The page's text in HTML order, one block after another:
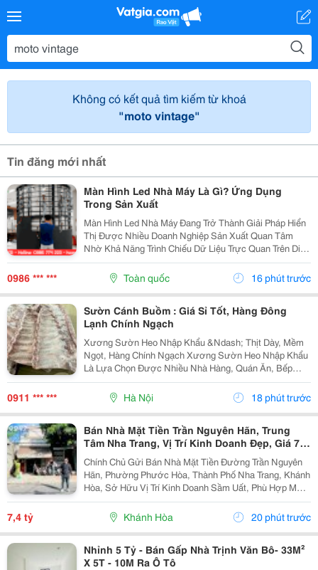
Không có kết quả tìm kiếm từ khoá
"moto vintage"
Tin đăng mới nhất
Màn Hình Led Nhà Máy Là Gì? Ứng Dụng
Trong Sản Xuất
Màn Hình Led Nhà Máy Đang Trở Thành Giải Pháp Hiển
Thị Được Nhiều Doanh Nghiệp Sản Xuất Quan Tâm
Nhờ Khả Năng Trình Chiếu Dữ Liệu Trực Quan Trên Diện
Tích Lớn. Không Chỉ Phục Vụ Nhu Cầu Trình Chiếu Hình
Ảnh, Màn Hình Led Còn Có Thể Hỗ Trợ Theo Dõi Và...
0986 *** *** Toàn quốc 16 phút trước
Sườn Cánh Buồm : Giá Sỉ Tốt, Hàng Đông
Lạnh Chính Ngạch
Xương Sườn Heo Nhập Khẩu &Ndash; Thịt Dày, Mềm
Ngọt, Hàng Chính Ngạch Xương Sườn Heo Nhập Khẩu
Là Lựa Chọn Được Nhiều Nhà Hàng, Quán Ăn, Bếp
Công Nghiệp Và Gia Đình Ưa Chuộng Nhờ Phần Thịt
Dày, Mềm Ngọt, Xương Nhỏ Và Hương Vị Thơm Ngon
Tự Nhiên ....
0911 *** *** Hà Nội 18 phút trước
Bán Nhà Mặt Tiền Trần Nguyên Hãn, Trung
Tâm Nha Trang, Vị Trí Kinh Doanh Đẹp, Giá 7,4
Tỷ
Chính Chủ Gửi Bán Nhà Mặt Tiền Đường Trần Nguyên
Hãn, Phường Phước Hòa, Thành Phố Nha Trang, Khánh
Hòa, Sở Hữu Vị Trí Kinh Doanh Sầm Uất, Phù Hợp Mở
Cửa Hàng, Văn Phòng, Showroom Hoặc Đầu Tư Cho
Thuê Lâu Dài. Thông Tin Chi Tiết. - Địa Chỉ: Số...
7,4 tỷ Khánh Hòa 20 phút trước
Nhỉnh 5 Tỷ - Bán Gấp Nhà Trịnh Văn Bô- 33M²
X 5T - 10M Ra Ô Tô